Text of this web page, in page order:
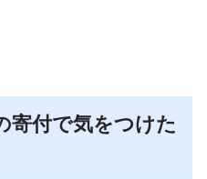
寄付で気をつけた